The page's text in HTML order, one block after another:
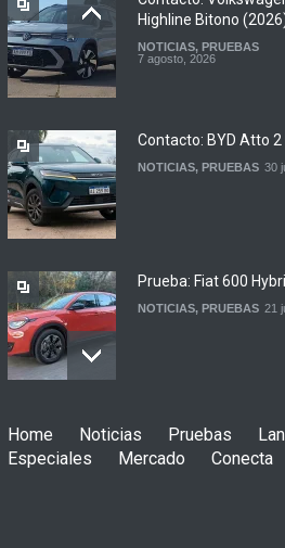
Argentina y Ecuador
Highline Bitono
NOTICIAS, PRUEBAS
7 agosto, 2026
Contacto: BYD Atto 2
NOTICIAS, PRUEBAS 30
Prueba: Fiat 600
NOTICIAS, PRUEBAS 21
NOTICIAS PRUEBAS
Home Noticias Pruebas
Especiales
Mercado Conecta